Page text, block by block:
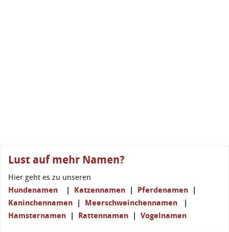
Lust auf mehr Namen?
Hier geht es zu unseren
Hundenamen | Katzennamen | Pferdenamen |
Kaninchennamen | Meerschweinchennamen |
Hamsternamen | Rattennamen | Vogelnamen